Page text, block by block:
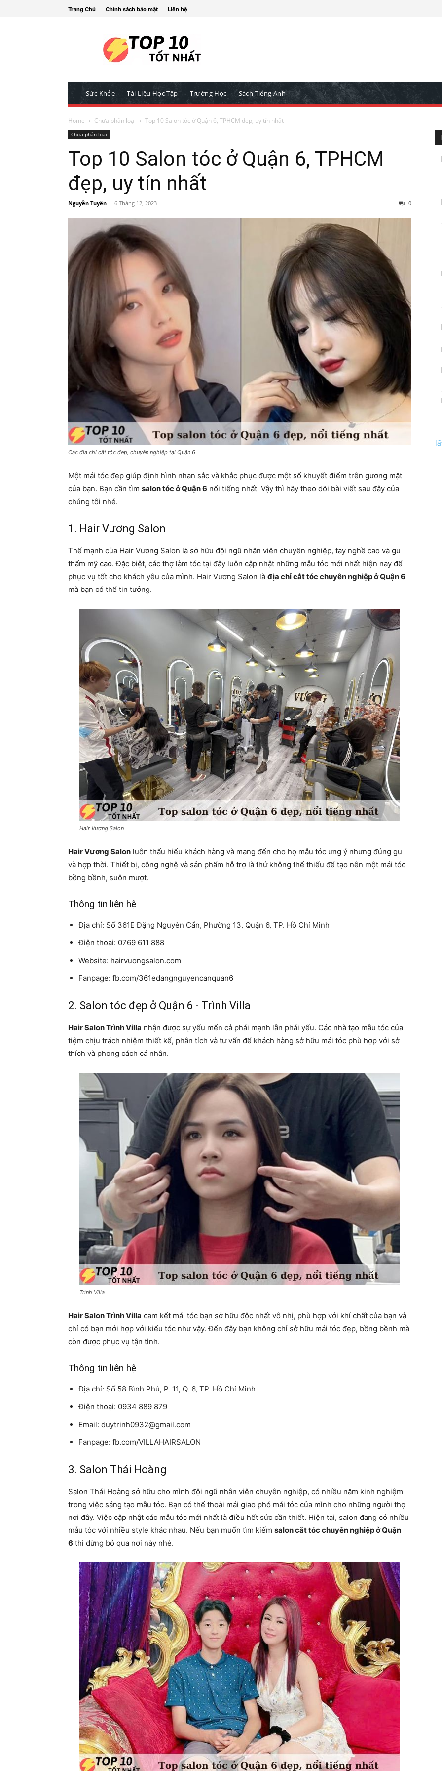
Trang Chủ Chính sách bảo mật Liên hệ
Sức Khỏe Tài Liệu Học Tập Trường Học Sách Tiếng Anh
Home Chưa phân loại Top 10 Salon tóc ở Quận 6, TPHCM đẹp, uy tín nhất
Chưa phân loại
Top 10 Salon tóc ở Quận 6, TPHCM
đẹp, uy tín nhất
Nguyễn Tuyền - 6 Tháng 12, 2023 0
Các địa chỉ cắt tóc đẹp, chuyên nghiệp tại Quận 6
Một mái tóc đẹp giúp định hình nhan sắc và khắc phục được một số khuyết điểm trên gương mặt
của bạn. Bạn cần tìm salon tóc ở Quận 6 nổi tiếng nhất. Vậy thì hãy theo dõi bài viết sau đây của
chúng tôi nhé.
1. Hair Vương Salon
Thế mạnh của Hair Vương Salon là sở hữu đội ngũ nhân viên chuyên nghiệp, tay nghề cao và gu
thẩm mỹ cao. Đặc biệt, các thợ làm tóc tại đây luôn cập nhật những mẫu tóc mới nhất hiện nay để
phục vụ tốt cho khách yêu của mình. Hair Vương Salon là địa chỉ cắt tóc chuyên nghiệp ở Quận 6
mà bạn có thể tin tưởng.
Hair Vương Salon
Hair Vương Salon luôn thấu hiểu khách hàng và mang đến cho họ mẫu tóc ưng ý nhưng đúng gu
và hợp thời. Thiết bị, công nghệ và sản phẩm hỗ trợ là thứ không thể thiếu để tạo nên một mái tóc
bồng bềnh, suôn mượt.
Thông tin liên hệ
Địa chỉ: Số 361E Đặng Nguyên Cẩn, Phường 13, Quận 6, TP. Hồ Chí Minh
Điện thoại: 0769 611 888
Website: hairvuongsalon.com
Fanpage: fb.com/361edangnguyencanquan6
2. Salon tóc đẹp ở Quận 6 - Trình Villa
Hair Salon Trình Villa nhận được sự yếu mến cả phái mạnh lẫn phái yếu. Các nhà tạo mẫu tóc của
tiệm chịu trách nhiệm thiết kế, phân tích và tư vấn để khách hàng sở hữu mái tóc phù hợp với sở
thích và phong cách cá nhân.
Trình Villa
Hair Salon Trình Villa cam kết mái tóc bạn sở hữu độc nhất vô nhị, phù hợp với khí chất của bạn và
chỉ có bạn mới hợp với kiểu tóc như vậy. Đến đây bạn không chỉ sở hữu mái tóc đẹp, bồng bềnh mà
còn được phục vụ tận tình.
Thông tin liên hệ
Địa chỉ: Số 58 Bình Phú, P. 11, Q. 6, TP. Hồ Chí Minh
Điện thoại: 0934 889 879
Email: duytrinh0932@gmail.com
Fanpage: fb.com/VILLAHAIRSALON
3. Salon Thái Hoàng
Salon Thái Hoàng sở hữu cho mình đội ngũ nhân viên chuyên nghiệp, có nhiều năm kinh nghiệm
trong việc sáng tạo mẫu tóc. Bạn có thể thoải mái giao phó mái tóc của mình cho những người thợ
nơi đây. Việc cập nhật các mẫu tóc mới nhất là điều hết sức cần thiết. Hiện tại, salon đang có nhiều
mẫu tóc với nhiều style khác nhau. Nếu bạn muốn tìm kiếm salon cắt tóc chuyên nghiệp ở Quận
6 thì đừng bỏ qua nơi này nhé.